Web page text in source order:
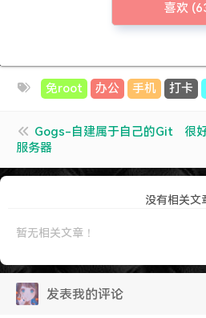
喜欢 (
免root 办公 手机 打卡
Gogs-自建属于自己的Git
服务器
很
没有相关文
暂无相关文章！
发表我的评论